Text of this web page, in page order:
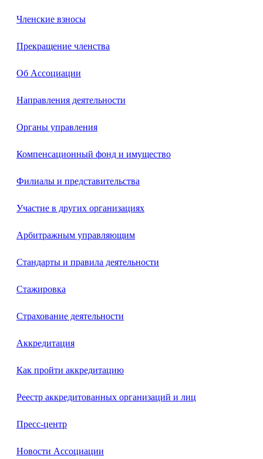
Членские взносы
Прекращение членства
Об Ассоциации
Направления деятельности
Органы управления
Компенсационный фонд и имущество
Филиалы и представительства
Участие в других организациях
Арбитражным управляющим
Стандарты и правила деятельности
Стажировка
Страхование деятельности
Аккредитация
Как пройти аккредитацию
Реестр аккредитованных организаций и лиц
Пресс-центр
Новости Ассоциации